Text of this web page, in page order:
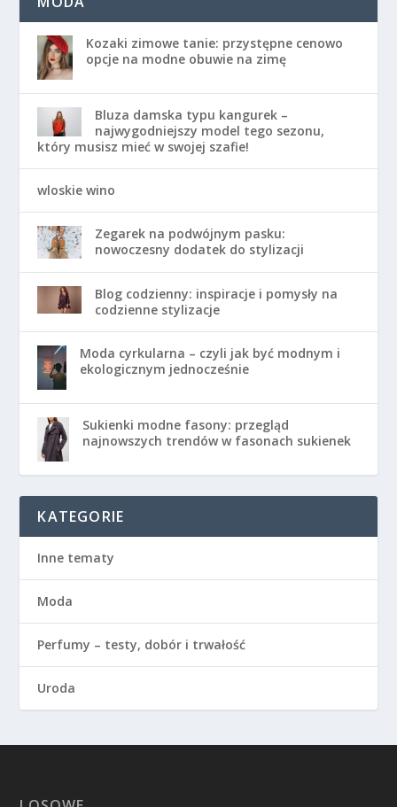
Kozaki zimowe tanie: przystępne cenowo
opcje na modne obuwie na zimę
Bluza damska typu kangurek –
najwygodniejszy model tego sezonu,
który musisz mieć w swojej szafie!
wloskie wino
Zegarek na podwójnym pasku:
nowoczesny dodatek do stylizacji
Blog codzienny: inspiracje i pomysły na
codzienne stylizacje
Moda cyrkularna – czyli jak być modnym i
ekologicznym jednocześnie
Sukienki modne fasony: przegląd
najnowszych trendów w fasonach sukienek
KATEGORIE
Inne tematy
Moda
Perfumy – testy, dobór i trwałość
Uroda